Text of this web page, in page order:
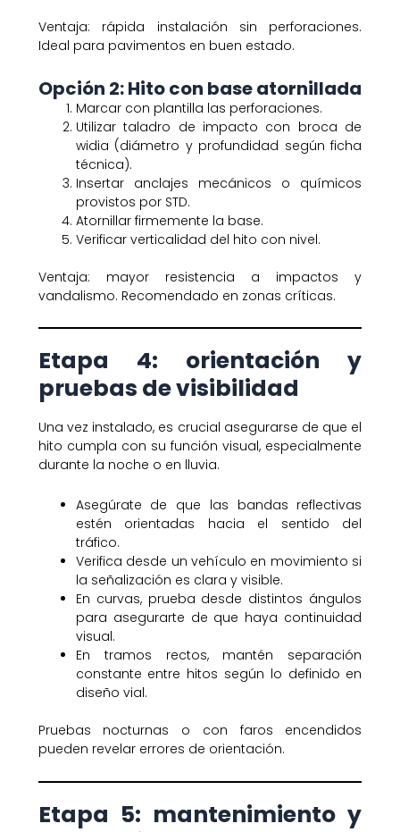
Ventaja: rápida instalación sin perforaciones.
Ideal para pavimentos en buen estado.
Opción 2: Hito con base atornillada
Marcar con plantilla las perforaciones.
Utilizar taladro de impacto con broca de
widia (diámetro y profundidad según ficha
técnica).
Insertar anclajes mecánicos o químicos
provistos por STD.
Atornillar firmemente la base.
Verificar verticalidad del hito con nivel.
Ventaja: mayor resistencia a impactos y
vandalismo. Recomendado en zonas críticas.
Etapa 4: orientación y
pruebas de visibilidad
Una vez instalado, es crucial asegurarse de que el
hito cumpla con su función visual, especialmente
durante la noche o en lluvia.
Asegúrate de que las bandas reflectivas
estén orientadas hacia el sentido del
tráfico.
Verifica desde un vehículo en movimiento si
la señalización es clara y visible.
En curvas, prueba desde distintos ángulos
para asegurarte de que haya continuidad
visual.
En tramos rectos, mantén separación
constante entre hitos según lo definido en
diseño vial.
Pruebas nocturnas o con faros encendidos
pueden revelar errores de orientación.
Etapa 5: mantenimiento y